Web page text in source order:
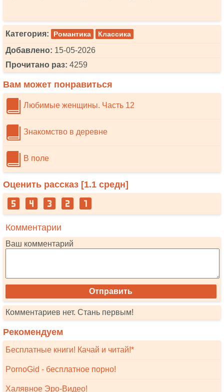
Категория: Романтика Классика
Добавлено: 15-05-2026
Прочитано раз: 4259
Вам может понравиться
Любимые женщины. Часть 12
Знакомство в деревне
В поле
Оценить рассказ [1.1 средн]
Комментарии
Ваш комментарий
Комментариев нет. Стань первым!
Рекомендуем
Бесплатные книги! Качай и читай!*
PornoGid - бесплатное порно!
Халявное Эро-Видео!